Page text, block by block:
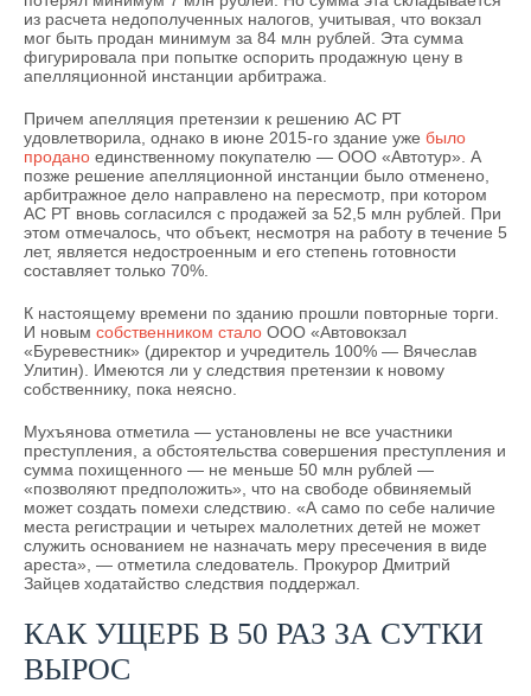
из расчета недополученных налогов, учитывая, что вокзал
мог быть продан минимум за 84 млн рублей. Эта сумма
фигурировала при попытке оспорить продажную цену в
апелляционной инстанции арбитража.
Причем апелляция претензии к решению АС РТ
удовлетворила, однако в июне 2015-го здание уже было
продано единственному покупателю — ООО «Автотур». А
позже решение апелляционной инстанции было отменено,
арбитражное дело направлено на пересмотр, при котором
АС РТ вновь согласился с продажей за 52,5 млн рублей. При
этом отмечалось, что объект, несмотря на работу в течение 5
лет, является недостроенным и его степень готовности
составляет только 70%.
К настоящему времени по зданию прошли повторные торги.
И новым собственником стало ООО «Автовокзал
«Буревестник» (директор и учредитель 100% — Вячеслав
Улитин). Имеются ли у следствия претензии к новому
собственнику, пока неясно.
Мухъянова отметила — установлены не все участники
преступления, а обстоятельства совершения преступления и
сумма похищенного — не меньше 50 млн рублей —
«позволяют предположить», что на свободе обвиняемый
может создать помехи следствию. «А само по себе наличие
места регистрации и четырех малолетних детей не может
служить основанием не назначать меру пресечения в виде
ареста», — отметила следователь. Прокурор Дмитрий
Зайцев ходатайство следствия поддержал.
КАК УЩЕРБ В 50 РАЗ ЗА СУТКИ
ВЫРОС